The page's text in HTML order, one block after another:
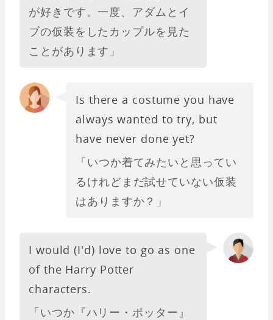
が好きです。一度、アダムとイ
ブの仮装をしたカップルを見た
ことがあります」
Is there a costume you have
always wanted to try, but
have never done yet?
「いつか着てみたいと思ってい
るけれどまだ試せていない仮装
はありますか？」
I would (I'd) love to go as one
of the Harry Potter
characters.
「いつか『ハリー・ポッター』